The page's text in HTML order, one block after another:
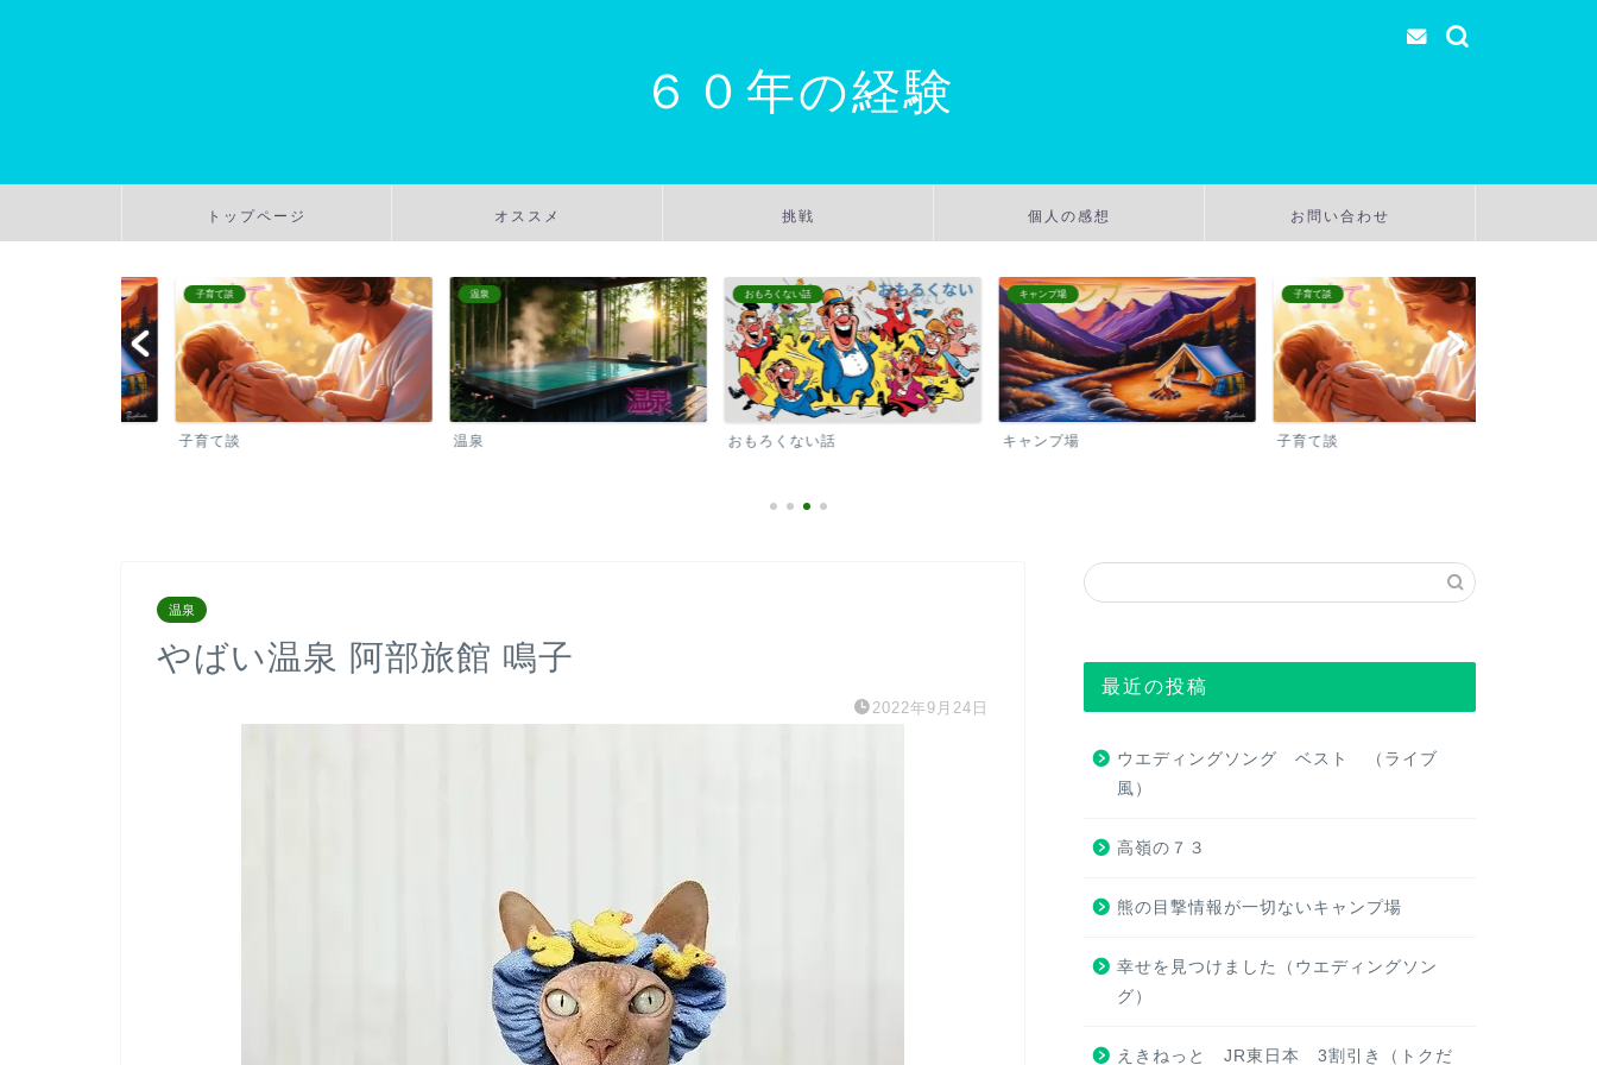
６０年の経験
トップページ オススメ 挑戦 個人の感想 お問い合わせ
子育て談
温泉 おもろくない話
おもろくない話
キャンプ場
キャンプ場 子育て談
温泉
やばい温泉 阿部旅館 鳴子
2022年9月24日
最近の投稿
ウエディングソング ベスト （ライブ
風）
高嶺の７３
熊の目撃情報が一切ないキャンプ場
幸せを見つけました（ウエディングソン
グ）
えきねっと JR東日本 3割引き（トクだ